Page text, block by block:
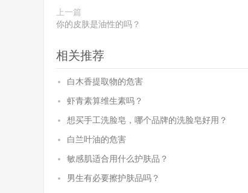
上一篇
你的皮肤是油性的吗？
相关推荐
白木香提取物的危害
虾青素算维生素吗？
想买手工洗脸皂，哪个品牌的洗脸皂好用？
白兰叶油的危害
敏感肌适合用什么护肤品？
男生有必要擦护肤品吗？